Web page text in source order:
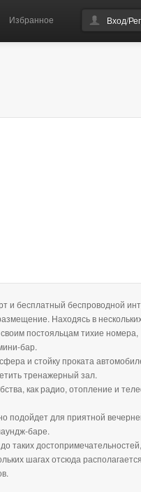
Избранное Вход/
и бесплатный беспроводной
Находясь в
постояльцам тихие номера,
бар.
и стойку проката
тренажерный зал.
как радио, отопление и
подойдет для приятной
баре.
таких
шагах отсюда